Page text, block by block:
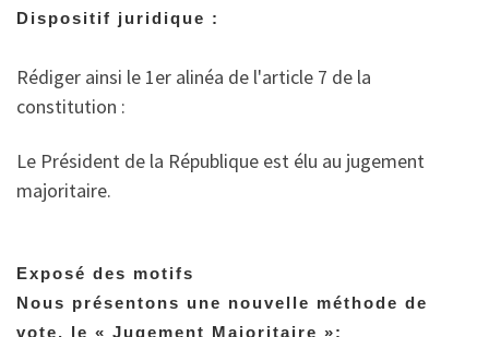
Dispositif juridique :
Rédiger ainsi le 1er alinéa de l'article 7 de la
constitution :
Le Président de la République est élu au jugement
majoritaire.
Exposé des motifs
Nous présentons une nouvelle méthode de
vote, le « Jugement Majoritaire »: